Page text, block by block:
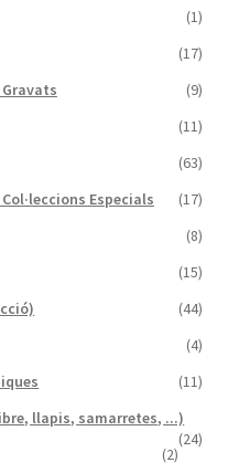
(1)
(17)
(9)
(11)
(63)
Especials
(17)
(8)
(15)
(44)
(4)
(11)
llapis, samarretes, ...)
(24)
(2)